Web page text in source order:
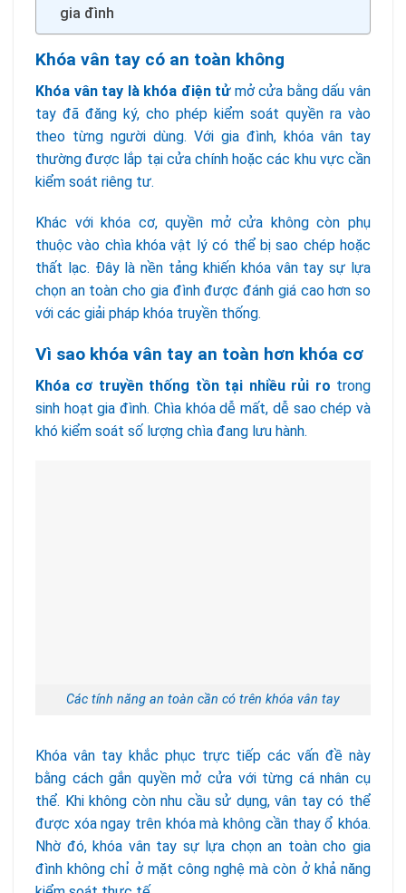
gia đình
Khóa vân tay có an toàn không
Khóa vân tay là khóa điện tửmở cửa bằng dấu vân
tay đã đăng ký, cho phép kiểm soát quyền ra vào
theo từng người dùng. Với gia đình, khóa vân tay
thường được lắp tại cửa chính hoặc các khu vực cần
kiểm soát riêng tư.
Khác với khóa cơ, quyền mở cửa không còn phụ
thuộc vào chìa khóa vật lý có thể bị sao chép hoặc
thất lạc. Đây là nền tảng khiến khóa vân tay sự lựa
chọn an toàn cho gia đình được đánh giá cao hơn so
với các giải pháp khóa truyền thống.
Vì sao khóa vân tay an toàn hơn khóa cơ
Khóa cơ truyền thống tồn tại nhiều rủi ro trong
sinh hoạt gia đình. Chìa khóa dễ mất, dễ sao chép và
khó kiểm soát số lượng chìa đang lưu hành.
Các tính năng an toàn cần có trên khóa vân tay
Khóa vân tay khắc phục trực tiếp các vấn đề này
bằng cách gắn quyền mở cửa với từng cá nhân cụ
thể. Khi không còn nhu cầu sử dụng, vân tay có thể
được xóa ngay trên khóa mà không cần thay ổ khóa.
Nhờ đó, khóa vân tay sự lựa chọn an toàn cho gia
đình không chỉ ở mặt công nghệ mà còn ở khả năng